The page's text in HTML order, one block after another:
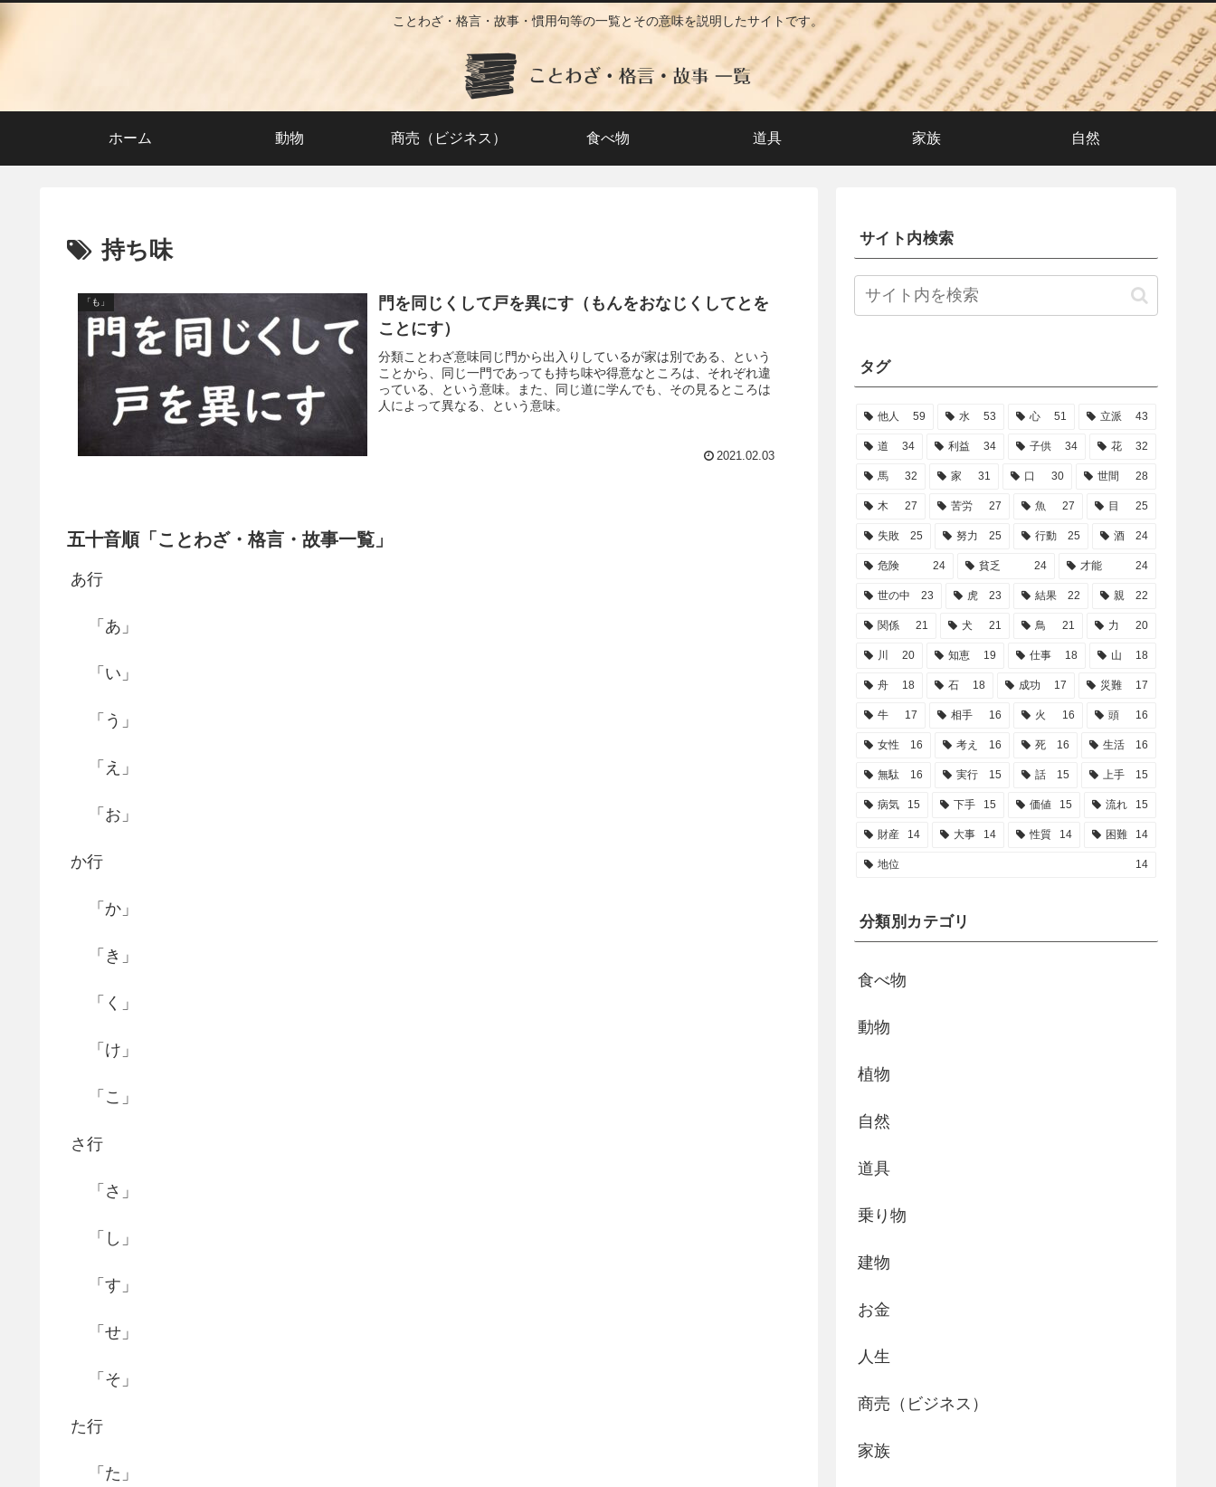
ことわざ・格言・故事・慣用句等の一覧とその意味を説明したサイトです。
ホーム 動物 商売（ビジネス） 食べ物 道具 家族 自然
持ち味
「も」
門を同じくして戸を異にす（もんをおなじくしてとを
ことにす）
分類ことわざ意味同じ門から出入りしているが家は別である、という
ことから、同じ一門であっても持ち味や得意なところは、それぞれ違
っている、という意味。また、同じ道に学んでも、その見るところは
人によって異なる、という意味。
2021.02.03
五十音順「ことわざ・格言・故事一覧」
あ行
「あ」
「い」
「う」
「え」
「お」
か行
「か」
「き」
「く」
「け」
「こ」
さ行
「さ」
「し」
「す」
「せ」
「そ」
た行
「た」
サイト内検索
タグ
他人 59 水 53 心 51 立派 43
道 34 利益 34 子供 34 花 32
馬 32 家 31 口 30 世間 28
木 27 苦労 27 魚 27 目 25
失敗 25 努力 25 行動 25 酒 24
危険 24 貧乏 24 才能 24
世の中 23 虎 23 結果 22 親 22
関係 21 犬 21 鳥 21 力 20
川 20 知恵 19 仕事 18 山 18
舟 18 石 18 成功 17 災難 17
牛 17 相手 16 火 16 頭 16
女性 16 考え 16 死 16 生活 16
無駄 16 実行 15 話 15 上手 15
病気 15 下手 15 価値 15 流れ 15
財産 14 大事 14 性質 14 困難 14
地位 14
分類別カテゴリ
食べ物
動物
植物
自然
道具
乗り物
建物
お金
人生
商売（ビジネス）
家族